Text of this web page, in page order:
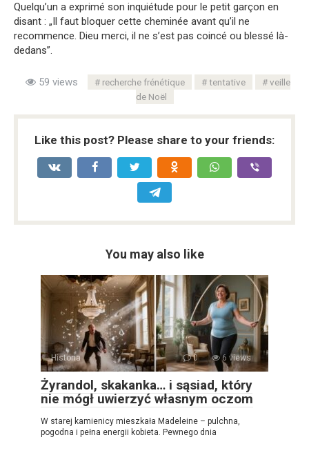
Quelqu’un a exprimé son inquiétude pour le petit garçon en
disant : „Il faut bloquer cette cheminée avant qu’il ne
recommence. Dieu merci, il ne s’est pas coincé ou blessé là-
dedans”.
59 views recherche frénétique tentative
veille
de Noël
Like this post? Please share to your friends:
You may also like
Historia 0 6 views
Żyrandol, skakanka… i sąsiad, który
nie mógł uwierzyć własnym oczom
W starej kamienicy mieszkała Madeleine – pulchna,
pogodna i pełna energii kobieta. Pewnego dnia